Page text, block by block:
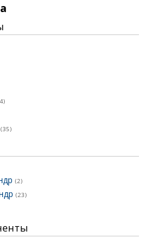
(35)
(2)
(23)